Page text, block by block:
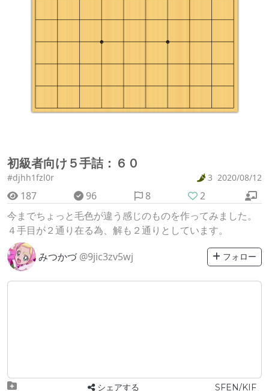
初級者向け５手詰：６０
#djhh1fzl0r 3 2020/08/12
187 96 8
2
今までちょっと毛色が違う感じのものを作ってみました。
４手目が２通り在る為、解も２通りとしています。
みつかづ @9jic3zv5wj フォロー
シェアする SFEN/KIF